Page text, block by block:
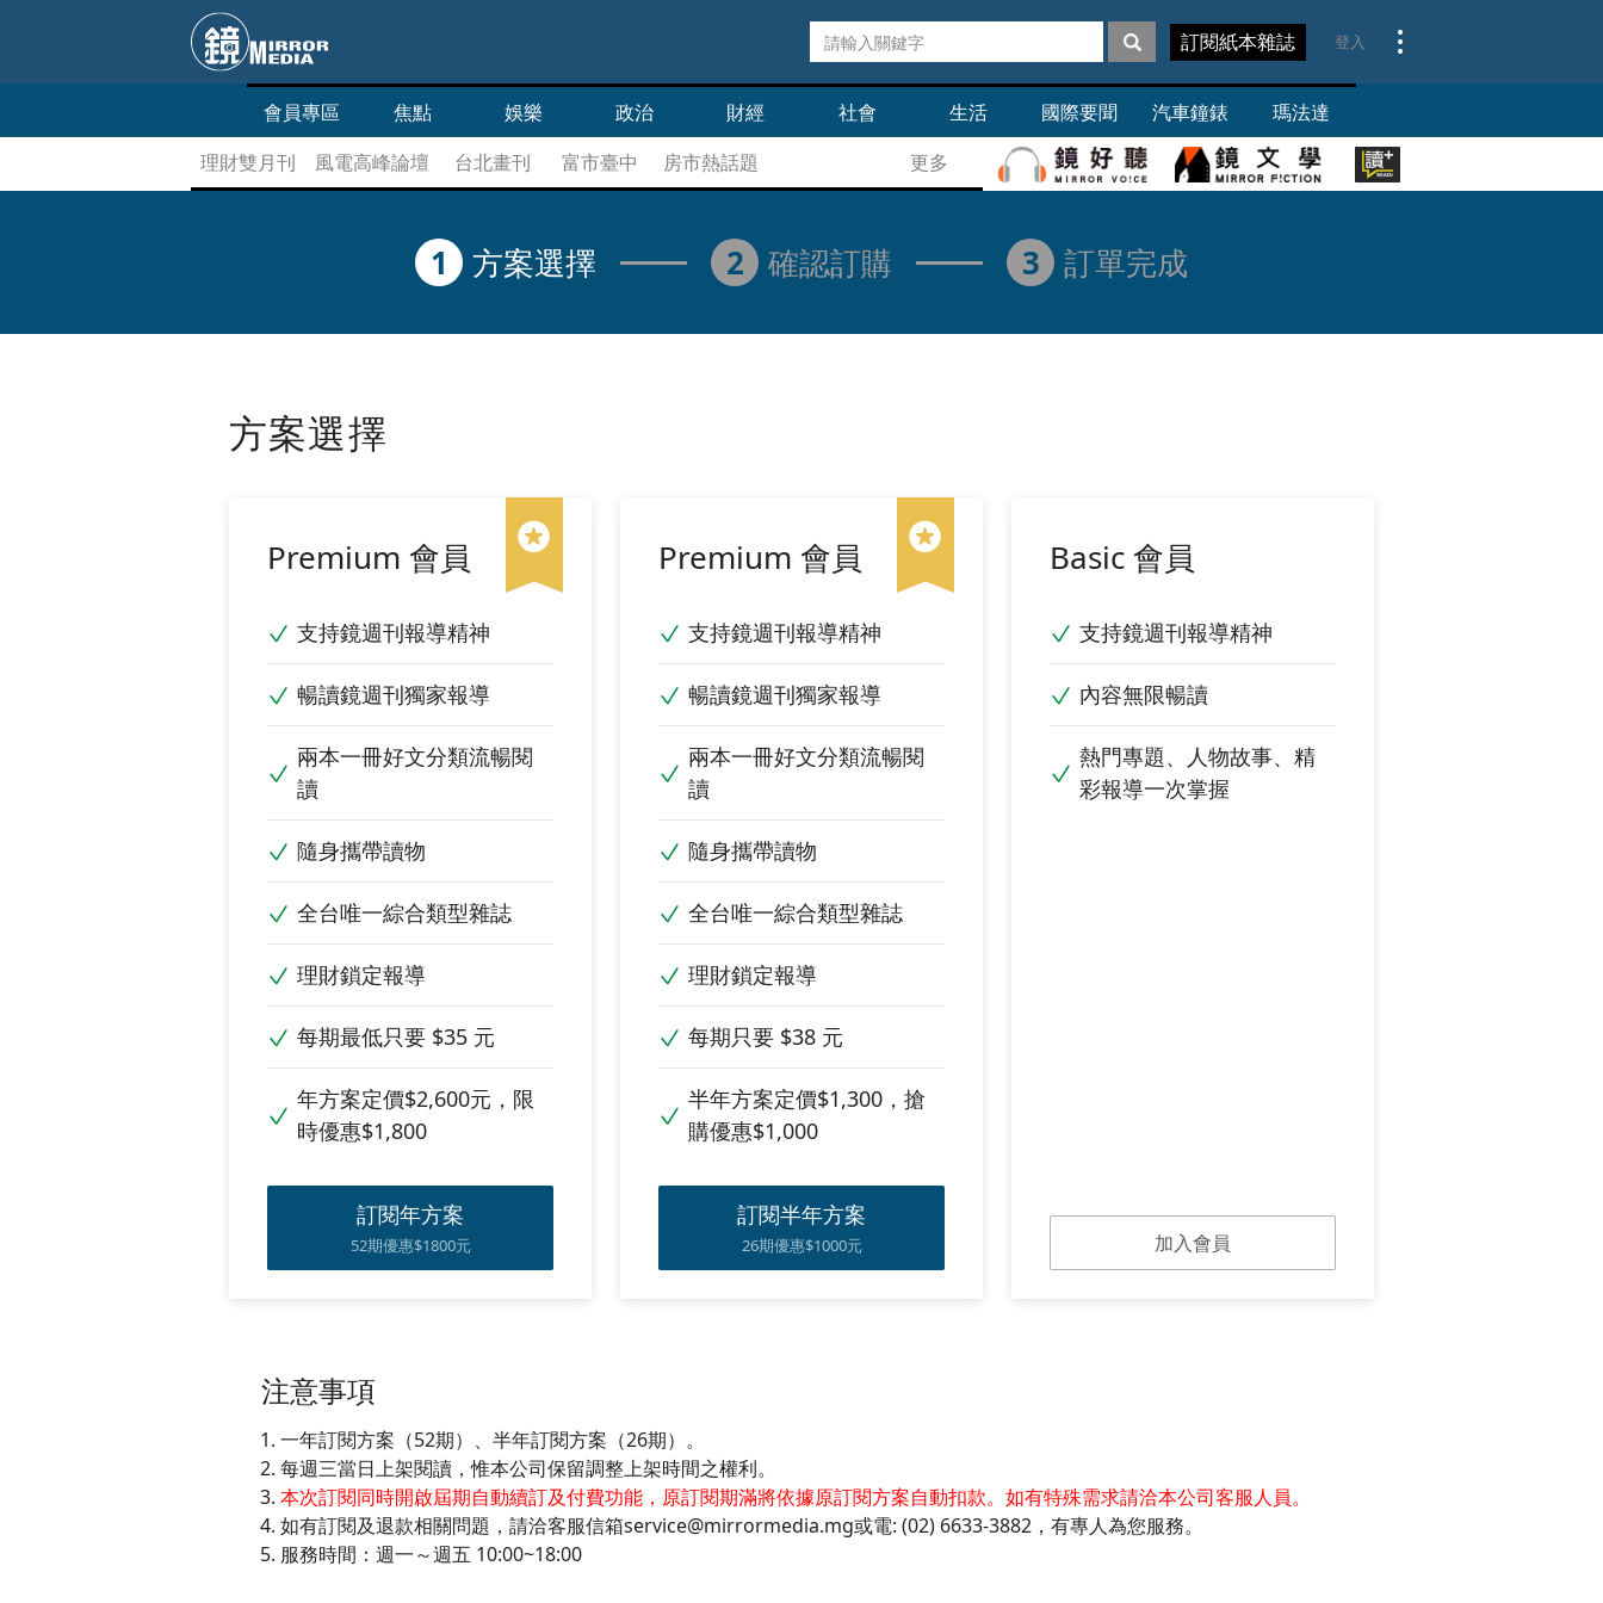
訂閱紙本雜誌 登入
會員專區 焦點 娛樂 政治 財經 社會 生活 國際要聞 汽車鐘錶
瑪法達
理財雙月刊
風電高峰論壇 台北畫刊 富市臺中 房市熱話題 更多
1 方案選擇 2 確認訂購 3 訂單完成
方案選擇
Premium 會員
支持鏡週刊報導精神
暢讀鏡週刊獨家報導
兩本一冊好文分類流暢閱
讀
隨身攜帶讀物
全台唯一綜合類型雜誌
理財鎖定報導
每期最低只要 $35 元
年方案定價$2,600元，限
時優惠$1,800
訂閱年方案
52期優惠$1800元
Premium 會員
支持鏡週刊報導精神
暢讀鏡週刊獨家報導
兩本一冊好文分類流暢閱
讀
隨身攜帶讀物
全台唯一綜合類型雜誌
理財鎖定報導
每期只要 $38 元
半年方案定價$1,300，搶
購優惠$1,000
訂閱半年方案
26期優惠$1000元
Basic 會員
支持鏡週刊報導精神
內容無限暢讀
熱門專題、人物故事、精
彩報導一次掌握
加入會員
注意事項
一年訂閱方案（52期）、半年訂閱方案（26期）。
每週三當日上架閱讀，惟本公司保留調整上架時間之權利。
本次訂閱同時開啟屆期自動續訂及付費功能，原訂閱期滿將依據原訂閱方案自動扣款。如有特殊需求請洽本公司客服人員。
如有訂閱及退款相關問題，請洽客服信箱service@mirrormedia.mg或電: (02) 6633-3882，有專人為您服務。
服務時間：週一～週五 10:00~18:00